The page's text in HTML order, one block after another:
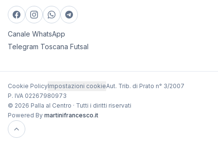
Canale WhatsApp
Telegram Toscana Futsal
Cookie PolicyImpostazioni cookieAut. Trib. di Prato n° 3/2007
P. IVA 02267980973
© 2026 Palla al Centro · Tutti i diritti riservati
Powered By martinifrancesco.it